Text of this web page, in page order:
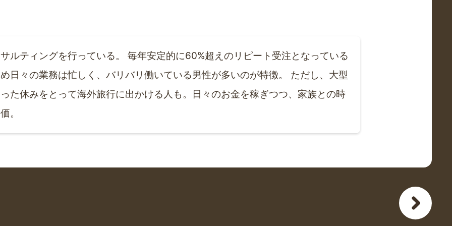
ルティングを行っている。 毎年安定的に60%超えのリピート受注となっている
日々の業務は忙しく、バリバリ働いている男性が多いのが特徴。 ただし、大型
た休みをとって海外旅行に出かける人も。日々のお金を稼ぎつつ、家族との時
。